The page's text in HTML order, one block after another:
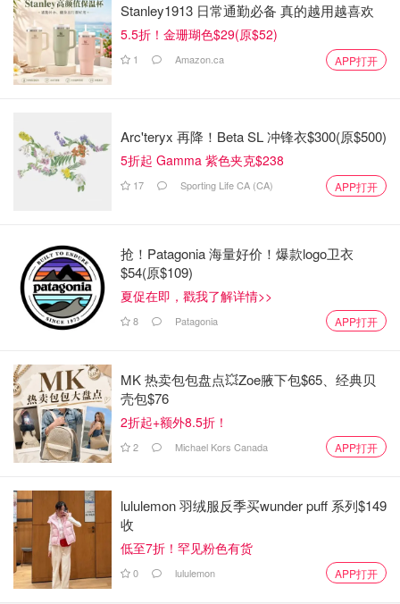
图片来自于@fragrancex ，版权属于原作者
PAO数字告诉我们，一旦打开，香味将持续多少个月。通常
由3-12位数字或字母组成，印在瓶底或包装盒上。包装上标
有“开盖瓶子”图标，旁边数字代表开封后可用月数（如
“30M”即建议30个月内用完）。
水的生产日期及保质期
Stanley1913 日常通勤必备 真的越用越喜欢
5.5折！金珊瑚色$29(原$52)
1 Amazon.ca APP打开
Arc'teryx 再降！Beta SL 冲锋衣$300(原$500)
5折起 Gamma 紫色夹克$238
17 Sporting Life CA (CA) APP打开
抢！Patagonia 海量好价！爆款logo卫衣
$54(原$109)
夏促在即，戳我了解详情>>
8 Patagonia APP打开
MK 热卖包包盘点💥Zoe腋下包$65、经典贝
壳包$76
2折起+额外8.5折！
2 Michael Kors Canada APP打开
lululemon 羽绒服反季买wunder puff 系列$149
收
低至7折！罕见粉色有货
0 lululemon APP打开